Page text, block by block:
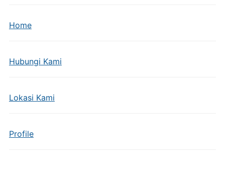
Home
Hubungi Kami
Lokasi Kami
Profile